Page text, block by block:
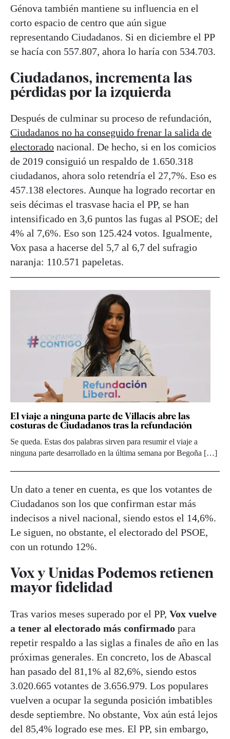
Génova también mantiene su influencia en el
corto espacio de centro que aún sigue
representando Ciudadanos. Si en diciembre el PP
se hacía con 557.807, ahora lo haría con 534.703.
Ciudadanos, incrementa las
pérdidas por la izquierda
Después de culminar su proceso de refundación,
Ciudadanos no ha conseguido frenar la salida de
electorado nacional. De hecho, si en los comicios
de 2019 consiguió un respaldo de 1.650.318
ciudadanos, ahora solo retendría el 27,7%. Eso es
457.138 electores. Aunque ha logrado recortar en
seis décimas el trasvase hacia el PP, se han
intensificado en 3,6 puntos las fugas al PSOE; del
4% al 7,6%. Eso son 125.424 votos. Igualmente,
Vox pasa a hacerse del 5,7 al 6,7 del sufragio
naranja: 110.571 papeletas.
El viaje a ninguna parte de Villacís abre las
costuras de Ciudadanos tras la refundación
Se queda. Estas dos palabras sirven para resumir el viaje a
ninguna parte desarrollado en la última semana por Begoña […]
Un dato a tener en cuenta, es que los votantes de
Ciudadanos son los que confirman estar más
indecisos a nivel nacional, siendo estos el 14,6%.
Le siguen, no obstante, el electorado del PSOE,
con un rotundo 12%.
Vox y Unidas Podemos retienen
mayor fidelidad
Tras varios meses superado por el PP, Vox vuelve
a tener al electorado más confirmado para
repetir respaldo a las siglas a finales de año en las
próximas generales. En concreto, los de Abascal
han pasado del 81,1% al 82,6%, siendo estos
3.020.665 votantes de 3.656.979. Los populares
vuelven a ocupar la segunda posición imbatibles
desde septiembre. No obstante, Vox aún está lejos
del 85,4% logrado ese mes. El PP, sin embargo,